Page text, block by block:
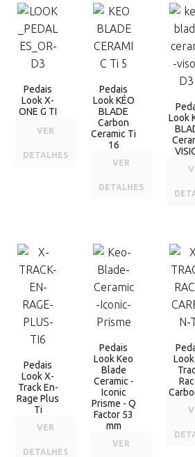
Pedais
Look X-
ONE G TI
VER
DETALHES
Pedais
Look KÉO
BLADE
Carbon
Ceramic Ti
16
VER
DETALHES
Look
Pedais
Look X-
Track En-
Rage Plus
Ti
VER
DETALHES
Pedais
Look Keo
Blade
Ceramic -
Iconic
Prisme - Q
Factor 53
mm
VER